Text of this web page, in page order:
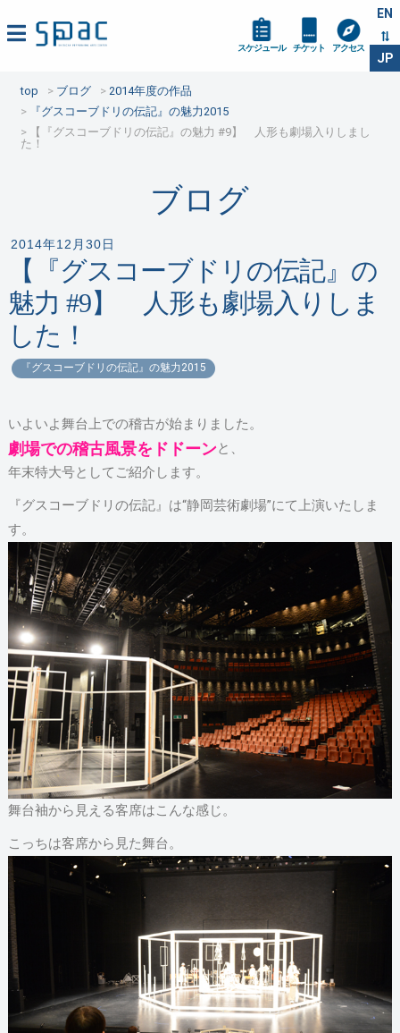
EN
JP
スケジュール チケット アクセス
top ブログ
2014年度の作品
『グスコーブドリの伝記』の魅力2015
【『グスコーブドリの伝記』の魅力 #9】 人形も劇場入りしまし
た！
ブログ
2014年12月30日
【『グスコーブドリの伝記』の
魅力 #9】 人形も劇場入りしま
した！
『グスコーブドリの伝記』の魅力2015
いよいよ舞台上での稽古が始まりました。
劇場での稽古風景をドドーンと、
年末特大号としてご紹介します。
『グスコーブドリの伝記』は“静岡芸術劇場”にて上演いたしま
す。
舞台袖から見える客席はこんな感じ。
こっちは客席から見た舞台。